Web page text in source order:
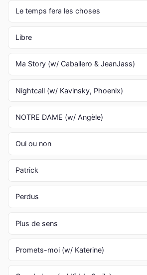
Le temps fera les choses
Libre
Ma Story (w/ Caballero & JeanJass)
Nightcall (w/ Kavinsky, Phoenix)
NOTRE DAME (w/ Angèle)
Oui ou non
Patrick
Perdus
Plus de sens
Promets-moi (w/ Katerine)